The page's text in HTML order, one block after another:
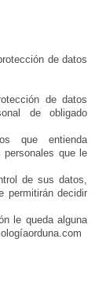
de datos
de datos
de obligado
que entienda
que le
de sus datos,
permitirán decidir
le queda alguna